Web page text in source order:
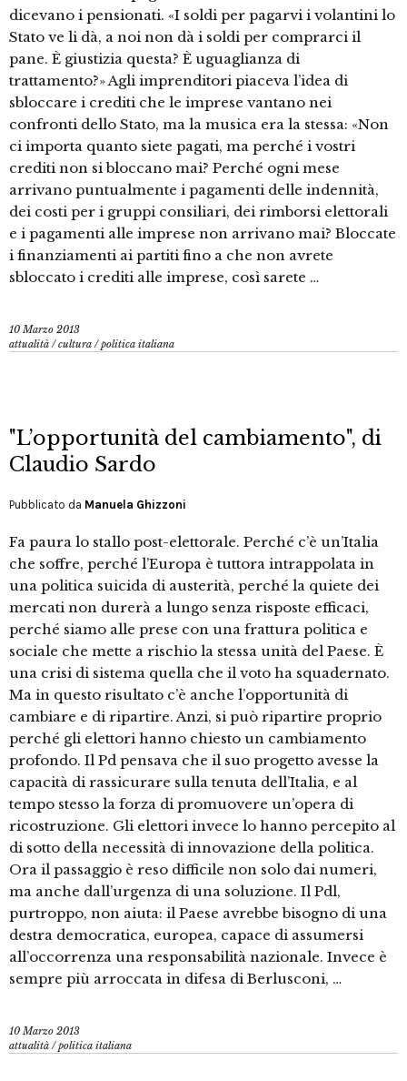
dicevano i pensionati. «I soldi per pagarvi i volantini lo
Stato ve li dà, a noi non dà i soldi per comprarci il
pane. È giustizia questa? È uguaglianza di
trattamento?» Agli imprenditori piaceva l’idea di
sbloccare i crediti che le imprese vantano nei
confronti dello Stato, ma la musica era la stessa: «Non
ci importa quanto siete pagati, ma perché i vostri
crediti non si bloccano mai? Perché ogni mese
arrivano puntualmente i pagamenti delle indennità,
dei costi per i gruppi consiliari, dei rimborsi elettorali
e i pagamenti alle imprese non arrivano mai? Bloccate
i finanziamenti ai partiti fino a che non avrete
sbloccato i crediti alle imprese, così sarete …
10 Marzo 2013
attualità /cultura /politica italiana
"L’opportunità del cambiamento", di
Claudio Sardo
Pubblicato da Manuela Ghizzoni
Fa paura lo stallo post-elettorale. Perché c’è un’Italia
che soffre, perché l’Europa è tuttora intrappolata in
una politica suicida di austerità, perché la quiete dei
mercati non durerà a lungo senza risposte efficaci,
perché siamo alle prese con una frattura politica e
sociale che mette a rischio la stessa unità del Paese. È
una crisi di sistema quella che il voto ha squadernato.
Ma in questo risultato c’è anche l’opportunità di
cambiare e di ripartire. Anzi, si può ripartire proprio
perché gli elettori hanno chiesto un cambiamento
profondo. Il Pd pensava che il suo progetto avesse la
capacità di rassicurare sulla tenuta dell’Italia, e al
tempo stesso la forza di promuovere un’opera di
ricostruzione. Gli elettori invece lo hanno percepito al
di sotto della necessità di innovazione della politica.
Ora il passaggio è reso difficile non solo dai numeri,
ma anche dall’urgenza di una soluzione. Il Pdl,
purtroppo, non aiuta: il Paese avrebbe bisogno di una
destra democratica, europea, capace di assumersi
all’occorrenza una responsabilità nazionale. Invece è
sempre più arroccata in difesa di Berlusconi, …
10 Marzo 2013
attualità /politica italiana